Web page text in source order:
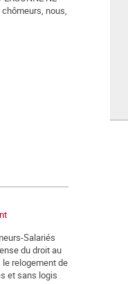
chômeurs, nous,
Salariés
du droit au
relogement de
et sans logis